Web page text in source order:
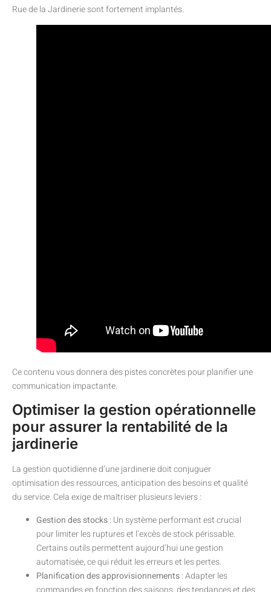
Rue de la Jardinerie sont fortement implantés.
Ce contenu vous donnera des pistes concrètes pour planifier une
communication impactante.
Optimiser la gestion opérationnelle
pour assurer la rentabilité de la
jardinerie
La gestion quotidienne d’une jardinerie doit conjuguer
optimisation des ressources, anticipation des besoins et qualité
du service. Cela exige de maîtriser plusieurs leviers :
Gestion des stocks: Un système performant est crucial
pour limiter les ruptures et l’excès de stock périssable.
Certains outils permettent aujourd’hui une gestion
automatisée, ce qui réduit les erreurs et les pertes.
Planification des approvisionnements: Adapter les